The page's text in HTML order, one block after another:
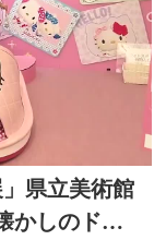
県立美術館
かしのドラ